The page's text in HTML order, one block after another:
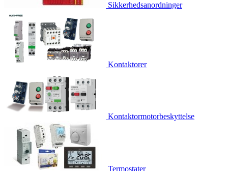
Sikkerhedsanordninger
Kontaktorer
Kontaktormotorbeskyttelse
Termostater